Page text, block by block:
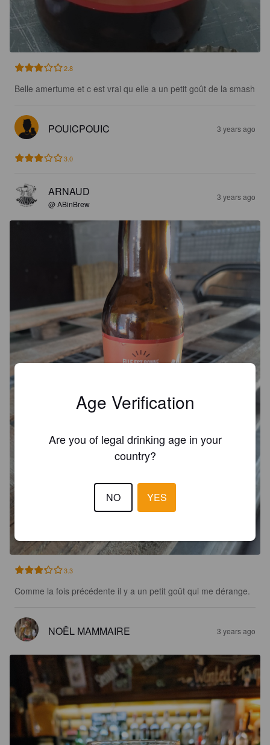
2.8
Belle amertume et c est vrai qu elle a un petit goût de la smash
POUICPOUIC 3 years ago
3.0
ARNAUD
@ ABinBrew
3 years ago
3.3
Comme la fois précédente il y a un petit goût qui me dérange.
NOËL MAMMAIRE 3 years ago
Age Verification
Are you of legal drinking age in your
country?
NO YES